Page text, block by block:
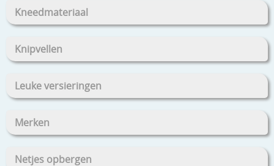
Kneedmateriaal
Knipvellen
Leuke versieringen
Merken
Netjes opbergen